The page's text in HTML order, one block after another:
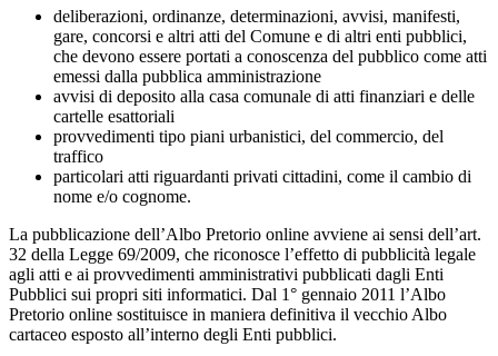
deliberazioni, ordinanze, determinazioni, avvisi, manifesti,
gare, concorsi e altri atti del Comune e di altri enti pubblici,
che devono essere portati a conoscenza del pubblico come atti
emessi dalla pubblica amministrazione
avvisi di deposito alla casa comunale di atti finanziari e delle
cartelle esattoriali
provvedimenti tipo piani urbanistici, del commercio, del
traffico
particolari atti riguardanti privati cittadini, come il cambio di
nome e/o cognome.
La pubblicazione dell’Albo Pretorio online avviene ai sensi dell’art.
32 della Legge 69/2009, che riconosce l’effetto di pubblicità legale
agli atti e ai provvedimenti amministrativi pubblicati dagli Enti
Pubblici sui propri siti informatici. Dal 1° gennaio 2011 l’Albo
Pretorio online sostituisce in maniera definitiva il vecchio Albo
cartaceo esposto all’interno degli Enti pubblici.